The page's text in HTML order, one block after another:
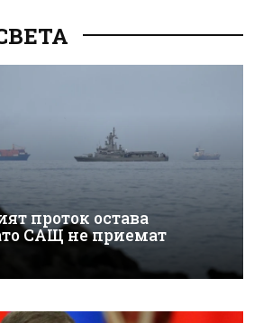
проток остава
САЩ не приемат